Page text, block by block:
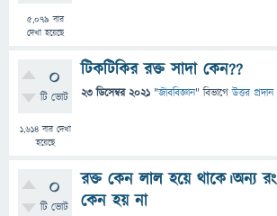
5,079 বার
দেখা হয়েছে
0
টি ভোট
1,614বার দেখা
হয়েছে
টিকটিকির রক্ত সাদা কেন??
23 ডিসেম্বর 2021 "জীববিজ্ঞান" বিভাগে উত্তর প্রদান
0
টি ভোট
রক্ত কেন লাল হয়ে থাকে।অন্য রং
কেন হয় না